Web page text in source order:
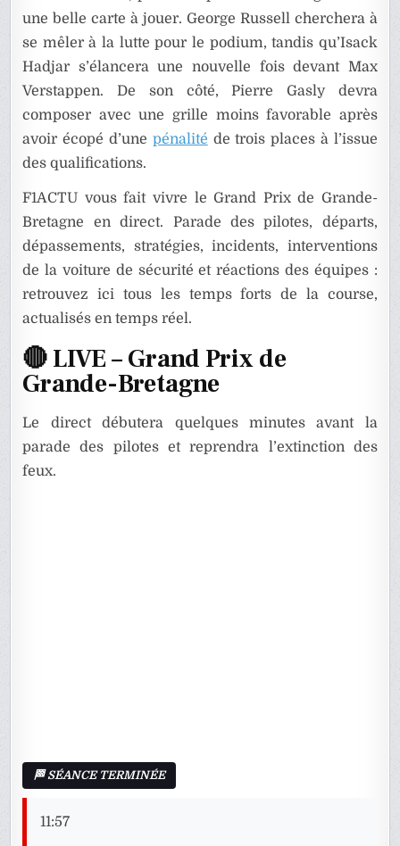
une belle carte à jouer. George Russell cherchera à
se mêler à la lutte pour le podium, tandis qu’Isack
Hadjar s’élancera une nouvelle fois devant Max
Verstappen. De son côté, Pierre Gasly devra
composer avec une grille moins favorable après
avoir écopé d’une pénalité de trois places à l’issue
des qualifications.
F1ACTU vous fait vivre le Grand Prix de Grande-
Bretagne en direct. Parade des pilotes, départs,
dépassements, stratégies, incidents, interventions
de la voiture de sécurité et réactions des équipes :
retrouvez ici tous les temps forts de la course,
actualisés en temps réel.
🔴 LIVE – Grand Prix de
Grande-Bretagne
Le direct débutera quelques minutes avant la
parade des pilotes et reprendra l’extinction des
feux.
11:57